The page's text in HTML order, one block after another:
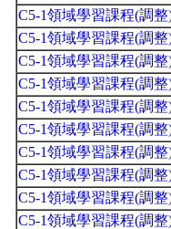
C5-1領域學習課程(調
C5-1領域學習課程(調
C5-1領域學習課程(調
C5-1領域學習課程(調
C5-1領域學習課程(調
C5-1領域學習課程(調
C5-1領域學習課程(調
C5-1領域學習課程(調
C5-1領域學習課程(調
C5-1領域學習課程(調